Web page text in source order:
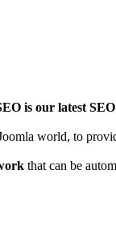
is our latest
world, to
that can be